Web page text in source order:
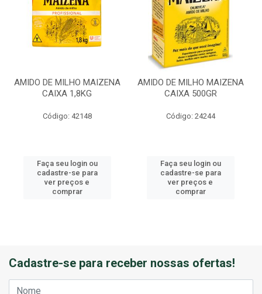
AMIDO DE MILHO MAIZENA
CAIXA 1,8KG
Código: 42148
Faça seu login ou
cadastre-se para
ver preços e
comprar
AMIDO DE MILHO MAIZENA
CAIXA 500GR
Código: 24244
Faça seu login ou
cadastre-se para
ver preços e
comprar
Cadastre-se para receber nossas ofertas!